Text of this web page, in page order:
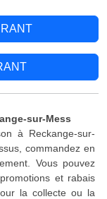
sur-Mess
à Reckange-sur-
commandez en
Vous pouvez
et rabais
la collecte ou la